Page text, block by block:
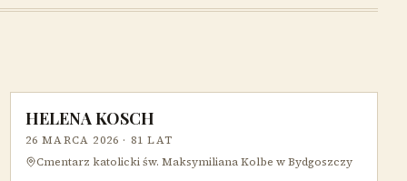
HELENA KOSCH
26 MARCA 2026 · 81 LAT
Cmentarz katolicki św. Maksymiliana Kolbe w Bydgoszczy